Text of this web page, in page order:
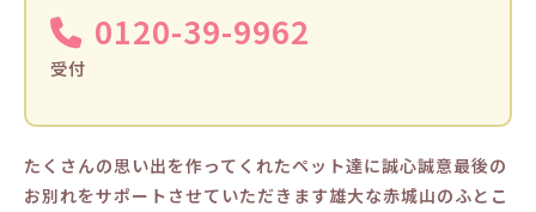
0120-39-9962
受付
たくさんの思い出を作ってくれたペット達に誠心誠意最後の
お別れをサポートさせていただきます雄大な赤城山のふとこ